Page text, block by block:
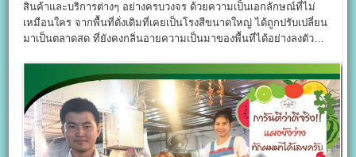
สินค้าและบริการต่างๆ อย่างครบวงจร ด้วยความเป็นเอกลักษณ์ที่ไม่
เหมือนใคร จากพื้นที่ดั่งเดิมที่เคยเป็นโรงสีขนาดใหญ่ ได้ถูกปรับเปลี่ยน
มาเป็นตลาดสด ที่ยังคงกลิ่นอายความเป็นมาของพื้นที่ได้อย่างลงตัว…